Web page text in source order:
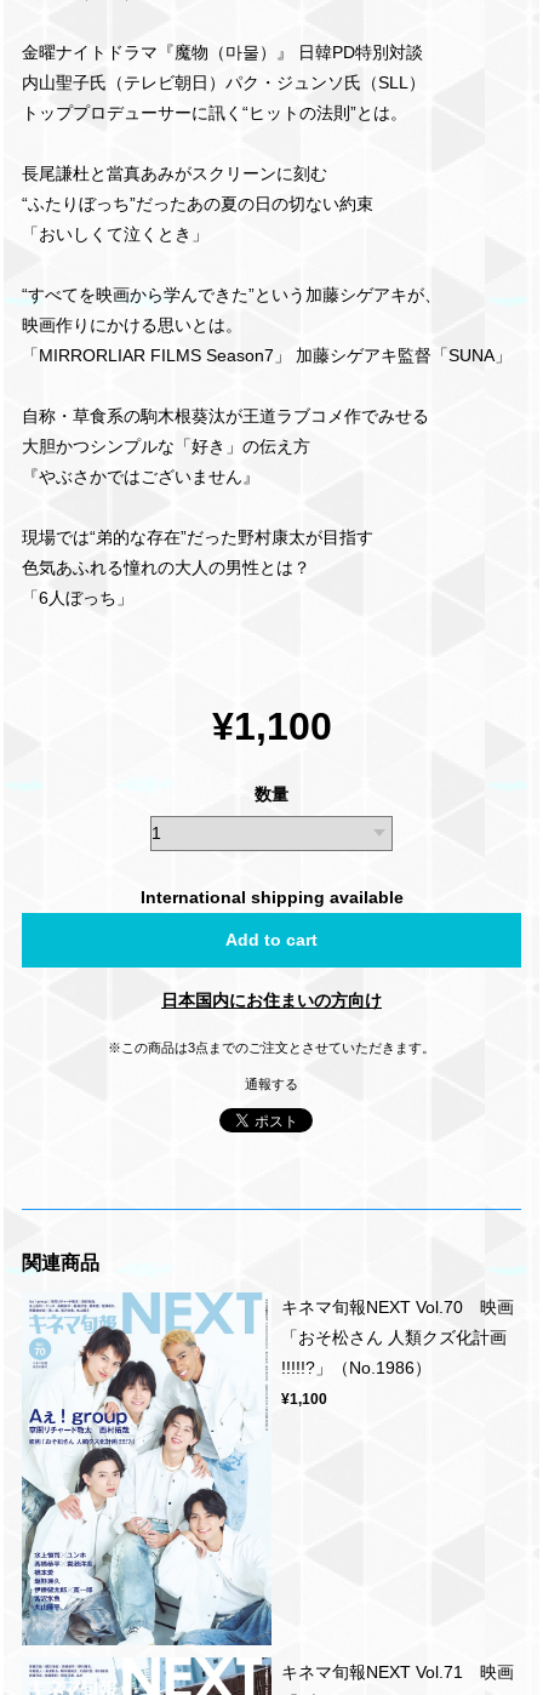
金曜ナイトドラマ『魔物（마물）』 日韓PD特別対談
内山聖子氏（テレビ朝日）パク・ジュンソ氏（SLL）
トッププロデューサーに訊く“ヒットの法則”とは。
長尾謙杜と當真あみがスクリーンに刻む
“ふたりぼっち”だったあの夏の日の切ない約束
「おいしくて泣くとき」
“すべてを映画から学んできた”という加藤シゲアキが、
映画作りにかける思いとは。
「MIRRORLIAR FILMS Season7」 加藤シゲアキ監督「SUNA」
自称・草食系の駒木根葵汰が王道ラブコメ作でみせる
大胆かつシンプルな「好き」の伝え方
『やぶさかではございません』
現場では“弟的な存在”だった野村康太が目指す
色気あふれる憧れの大人の男性とは？
「6人ぼっち」
¥1,100
数量
International shipping available
Add to cart
日本国内にお住まいの方向け
※この商品は3点までのご注文とさせていただきます。
通報する
関連商品
キネマ旬報NEXT Vol.70 映画
「おそ松さん 人類クズ化計画
!!!!!?」（No.1986）
¥1,100
キネマ旬報NEXT Vol.71 映画